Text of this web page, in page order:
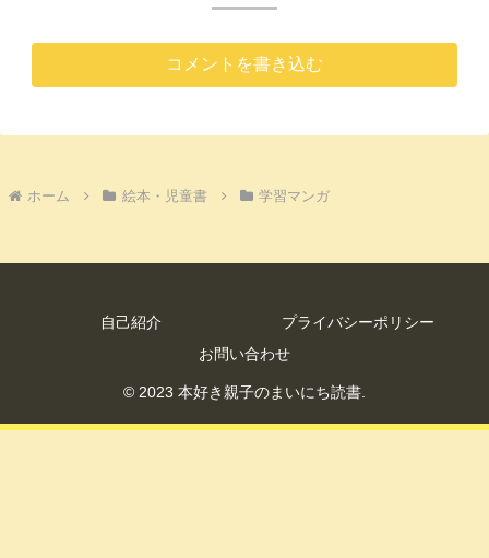
コメントを書き込む
ホーム 絵本・児童書 学習マンガ
自己紹介
プライバシーポリシー
お問い合わせ
© 2023 本好き親子のまいにち読書.